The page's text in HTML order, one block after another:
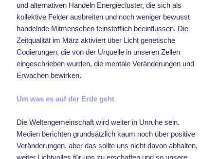
und alternativen Handeln Energiecluster, die sich als
kollektive Felder ausbreiten und noch weniger bewusst
handelnde Mitmenschen feinstofflich beeinflussen. Die
Zeitqualität im März aktiviert über Licht genetische
Codierungen, die von der Urquelle in unseren Zellen
eingeschrieben wurden, die mentale Veränderungen und
Erwachen bewirken.
Um was es auf der Erde geht
Die Weltengemeinschaft wird weiter in Unruhe sein.
Medien berichten grundsätzlich kaum noch über positive
Veränderungen, aber das sollte uns nicht davon abhalten,
weiter Lichtvolles für uns zu erschaffen und so unsere